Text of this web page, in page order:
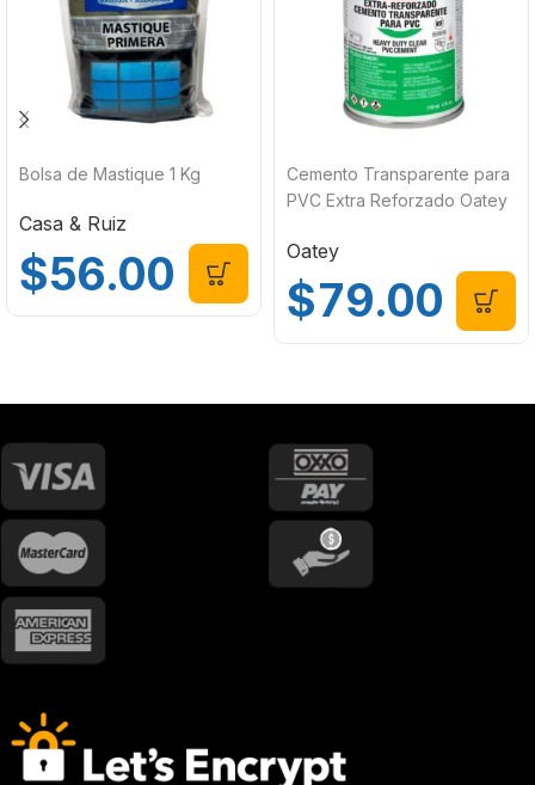
Bolsa de Mastique 1 Kg
Casa & Ruiz
$56.00
Cemento Transparente para
PVC Extra Reforzado Oatey
Oatey
$79.00